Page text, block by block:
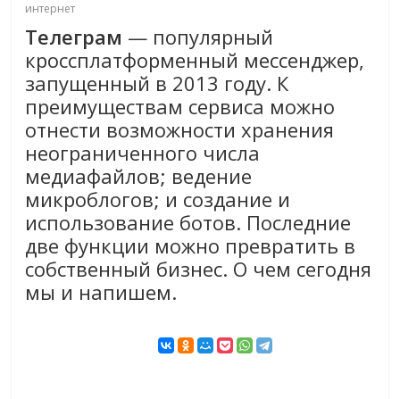
интернет
Телеграм — популярный
кроссплатформенный мессенджер,
запущенный в 2013 году. К
преимуществам сервиса можно
отнести возможности хранения
неограниченного числа
медиафайлов; ведение
микроблогов; и создание и
использование ботов. Последние
две функции можно превратить в
собственный бизнес. О чем сегодня
мы и напишем.